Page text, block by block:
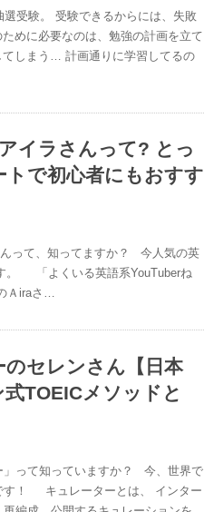
受験。 受験できるからには、失敗
めに必要なのは、勉強の計画を立て
しまう… 計画通りに学習してるの
イラさんって? とっ
トで初心者にもおすす
って、知ってますか？ 今人気の英
。 「よくいる英語系YouTuberね
Ａiraさ…
のセレンさん【日本
TOEICメソッドと
」って知っていますか？ 今、世界で
す！ キュレーターとは、 インター